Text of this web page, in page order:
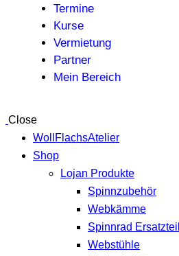
Termine
Kurse
Vermietung
Partner
Mein Bereich
Close
WollFlachsAtelier
Shop
Lojan Produkte
Spinnzubehör
Webkämme
Spinnrad
Webstühle